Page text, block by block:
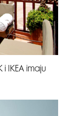
IKEA imaju